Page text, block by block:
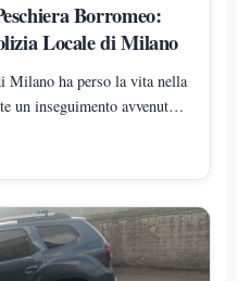
Borromeo:
Locale di Milano
Milano ha perso la vita nella
un inseguimento avvenuto
ancora in fase di